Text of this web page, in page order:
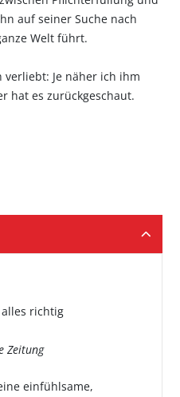
auf seiner Suche nach
Welt führt.
verliebt: Je näher ich ihm
hat es zurückgeschaut.
alles richtig
Zeitung
einfühlsame,